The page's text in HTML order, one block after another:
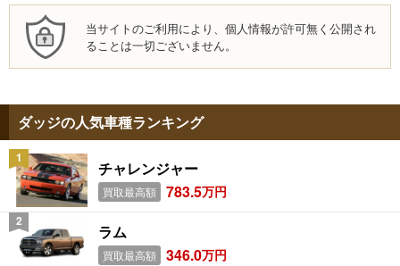
当サイトのご利用により、個人情報が許可無く公開され
ることは一切ございません。
ダッジの人気車種ランキング
チャレンジャー
買取最高額 783.5万円
ラム
買取最高額 346.0万円